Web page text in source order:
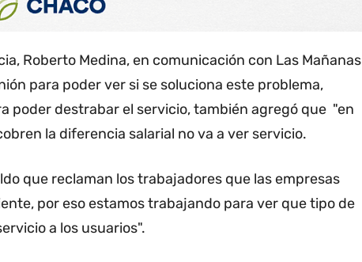
Roberto Medina, en comunicación con Las Mañanas
para poder ver si se soluciona este problema,
poder destrabar el servicio, también agregó que "en
la diferencia salarial no va a ver servicio.
que reclaman los trabajadores que las empresas
por eso estamos trabajando para ver que tipo de
a los usuarios".